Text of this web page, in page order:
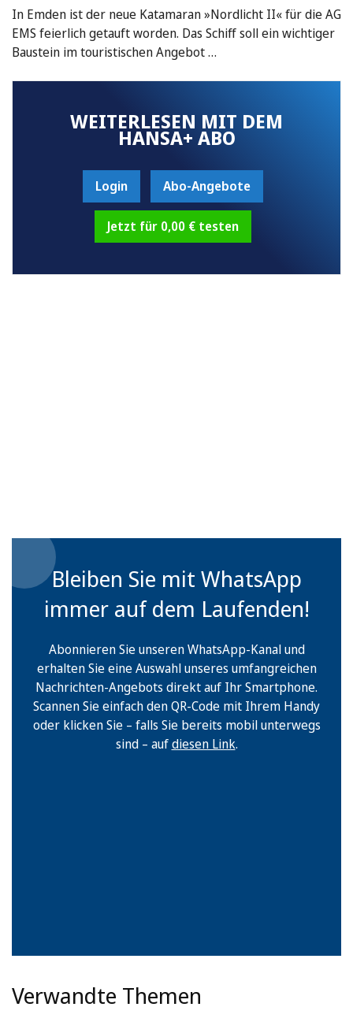
In Emden ist der neue Katamaran »Nordlicht II« für die AG
EMS feierlich getauft worden. Das Schiff soll ein wichtiger
Baustein im touristischen Angebot …
WEITERLESEN MIT DEM
HANSA+ ABO
Login Abo-Angebote
Jetzt für 0,00 € testen
Bleiben Sie mit WhatsApp
immer auf dem Laufenden!
Abonnieren Sie unseren WhatsApp-Kanal und
erhalten Sie eine Auswahl unseres umfangreichen
Nachrichten-Angebots direkt auf Ihr Smartphone.
Scannen Sie einfach den QR-Code mit Ihrem Handy
oder klicken Sie – falls Sie bereits mobil unterwegs
sind – aufdiesen Link.
Verwandte Themen